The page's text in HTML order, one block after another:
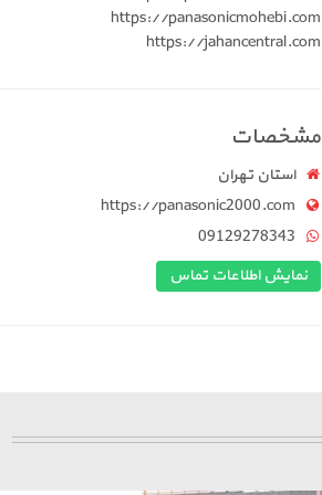
https://panasonicmohebi.com
https://jahancentral.com
مشخصات
استان تهران
https://panasonic2000.com
09129278343
نمایش اطلاعات تماس